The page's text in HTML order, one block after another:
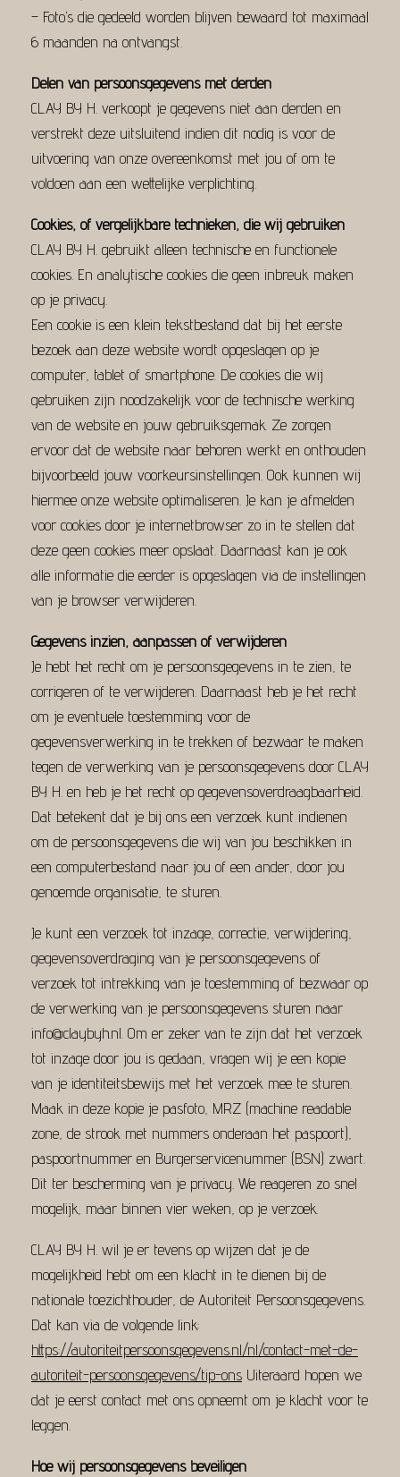
– Foto’s die gedeeld worden blijven bewaard tot maximaal
6 maanden na ontvangst.
Delen van persoonsgegevens met derden
CLAY BY H. verkoopt je gegevens niet aan derden en
verstrekt deze uitsluitend indien dit nodig is voor de
uitvoering van onze overeenkomst met jou of om te
voldoen aan een wettelijke verplichting.
Cookies, of vergelijkbare technieken, die wij gebruiken
CLAY BY H. gebruikt alleen technische en functionele
cookies. En analytische cookies die geen inbreuk maken
op je privacy.
Een cookie is een klein tekstbestand dat bij het eerste
bezoek aan deze website wordt opgeslagen op je
computer, tablet of smartphone. De cookies die wij
gebruiken zijn noodzakelijk voor de technische werking
van de website en jouw gebruiksgemak. Ze zorgen
ervoor dat de website naar behoren werkt en onthouden
bijvoorbeeld jouw voorkeursinstellingen. Ook kunnen wij
hiermee onze website optimaliseren. Je kan je afmelden
voor cookies door je internetbrowser zo in te stellen dat
deze geen cookies meer opslaat. Daarnaast kan je ook
alle informatie die eerder is opgeslagen via de instellingen
van je browser verwijderen.
Gegevens inzien, aanpassen of verwijderen
Je hebt het recht om je persoonsgegevens in te zien, te
corrigeren of te verwijderen. Daarnaast heb je het recht
om je eventuele toestemming voor de
gegevensverwerking in te trekken of bezwaar te maken
tegen de verwerking van je persoonsgegevens door CLAY
BY H. en heb je het recht op gegevensoverdraagbaarheid.
Dat betekent dat je bij ons een verzoek kunt indienen
om de persoonsgegevens die wij van jou beschikken in
een computerbestand naar jou of een ander, door jou
genoemde organisatie, te sturen.
Je kunt een verzoek tot inzage, correctie, verwijdering,
gegevensoverdraging van je persoonsgegevens of
verzoek tot intrekking van je toestemming of bezwaar op
de verwerking van je persoonsgegevens sturen naar
info@claybyh.nl. Om er zeker van te zijn dat het verzoek
tot inzage door jou is gedaan, vragen wij je een kopie
van je identiteitsbewijs met het verzoek mee te sturen.
Maak in deze kopie je pasfoto, MRZ (machine readable
zone, de strook met nummers onderaan het paspoort),
paspoortnummer en Burgerservicenummer (BSN) zwart.
Dit ter bescherming van je privacy. We reageren zo snel
mogelijk, maar binnen vier weken, op je verzoek.
CLAY BY H. wil je er tevens op wijzen dat je de
mogelijkheid hebt om een klacht in te dienen bij de
nationale toezichthouder, de Autoriteit Persoonsgegevens.
Dat kan via de volgende link:
https://autoriteitpersoonsgegevens.nl/nl/contact-met-de-
autoriteit-persoonsgegevens/tip-ons Uiteraard hopen we
dat je eerst contact met ons opneemt om je klacht voor te
leggen.
Hoe wij persoonsgegevens beveiligen